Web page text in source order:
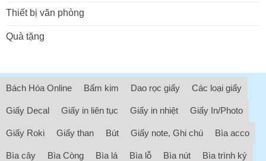
Thiết bị văn phòng
Quà tặng
Bách Hóa Online Bấm kim Dao rọc giấy Các loại giấy
Giấy Decal Giấy in liên tục Giấy in nhiệt Giấy In/Photo
Giấy Roki Giấy than Bút Giấy note, Ghi chú Bìa acco
Bìa cây Bìa Còng Bìa lá Bìa lỗ Bìa nút Bìa trình ký